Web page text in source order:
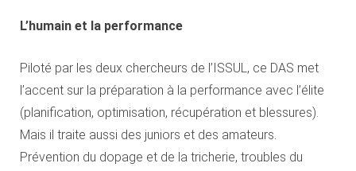
L’humain et la performance
Piloté par les deux chercheurs de l’ISSUL, ce DAS met
l’accent sur la préparation à la performance avec l’élite
(planification, optimisation, récupération et blessures).
Mais il traite aussi des juniors et des amateurs.
Prévention du dopage et de la tricherie, troubles du